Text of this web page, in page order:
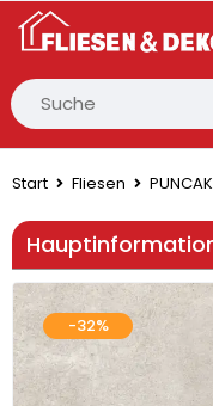
Start Fliesen
-32%